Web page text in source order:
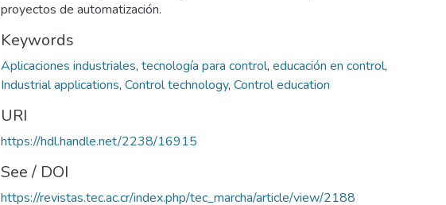
proyectos de automatización.
Keywords
Aplicaciones industriales, tecnología para control, educación en control,
Industrial applications, Control technology, Control education
URI
https://hdl.handle.net/2238/16915
See / DOI
https://revistas.tec.ac.cr/index.php/tec_marcha/article/view/2188